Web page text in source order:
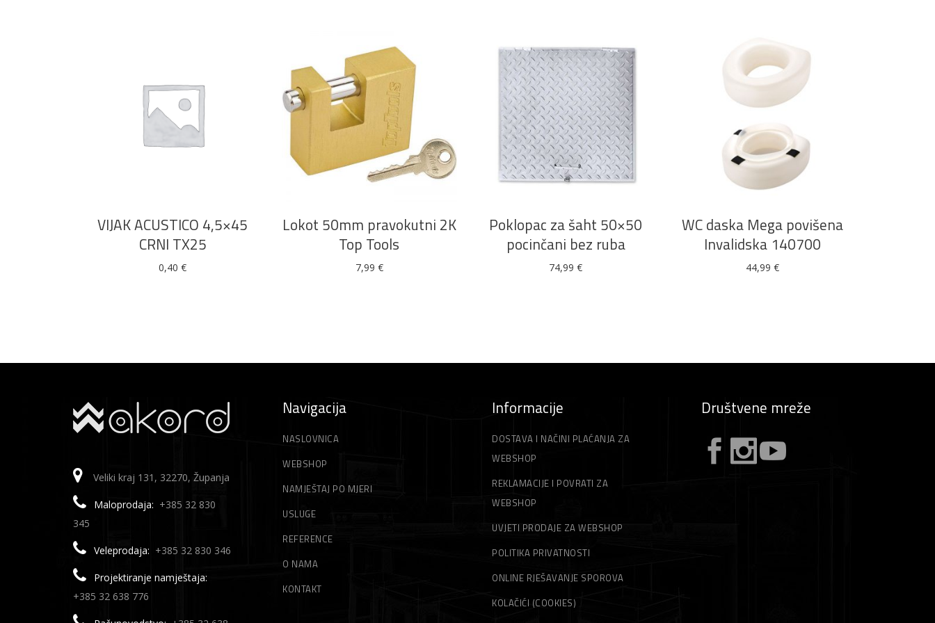
VIJAK ACUSTICO 4,5×45
CRNI TX25
0,40€
DODAJ U KOŠARICU
Lokot 50mm pravokutni 2K
Top Tools
7,99 €
DODAJ U KOŠARICU
Poklopac za šaht 50×50
pocinčani bez ruba
74,99€
DODAJ U KOŠARICU
WC daska Mega povišena
Invalidska 140700
44,99 €
Veliki kraj 131, 32270, Županja
Maloprodaja: +385 32 830
345
Veleprodaja: +385 32 830 346
Projektiranje namještaja:
+385 32 638 776
Navigacija
NASLOVNICA
WEBSHOP
NAMJEŠTAJ PO MJERI
USLUGE
REFERENCE
O NAMA
KONTAKT
Informacije
DOSTAVA I NAČINI PLAĆANJA ZA
WEBSHOP
REKLAMACIJE I POVRATI ZA
WEBSHOP
UVJETI PRODAJE ZA WEBSHOP
POLITIKA PRIVATNOSTI
ONLINE RJEŠAVANJE SPOROVA
KOLAČIĆI (COOKIES)
Društvene mreže